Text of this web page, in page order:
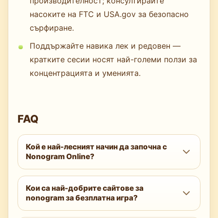
насоките на FTC и USA.gov за безопасно
сърфиране.
Поддържайте навика лек и редовен —
кратките сесии носят най-големи ползи за
концентрацията и уменията.
FAQ
Кой е най-лесният начин да започна с
Nonogram Online?
Започнете с малки мрежи като 5×5 или
6×6, използвайте сайт с безопасни
проверки и се фокусирайте върху
отбелязването на потвърдените празни
Кои са най-добрите сайтове за
nonogram за безплатна игра?